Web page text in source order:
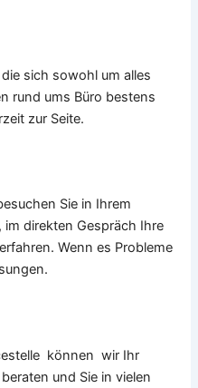
sich sowohl um alles
rund ums Büro bestens
zur Seite.
Sie in Ihrem
direkten Gespräch Ihre
Wenn es Probleme
können wir Ihr
und Sie in vielen